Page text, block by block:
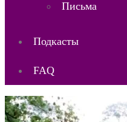
Письма
Подкасты
FAQ